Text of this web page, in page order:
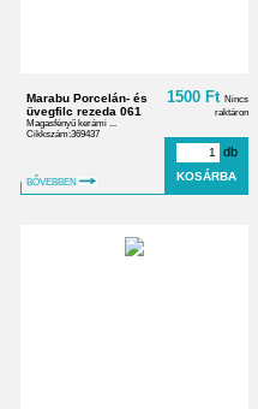
Marabu Porcelán- és
üvegfilc rezeda 061
Magasfényű kerámi ...
Cikkszám:369437
BŐVEBBEN
1500 Ft Nincs
raktáron
db